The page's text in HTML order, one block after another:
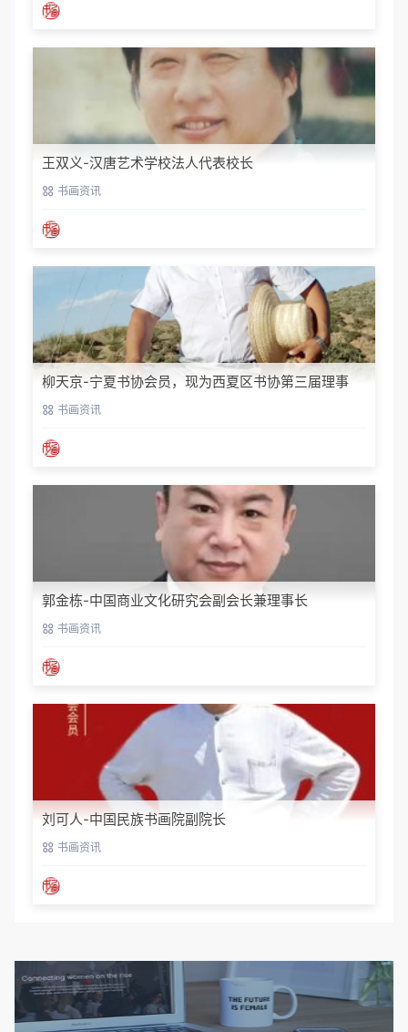
王双义-汉唐艺术学校法人代表校长
书画资讯
柳天京-宁夏书协会员，现为西夏区书协第三届理事
书画资讯
郭金栋-中国商业文化研究会副会长兼理事长
书画资讯
刘可人-中国民族书画院副院长
书画资讯